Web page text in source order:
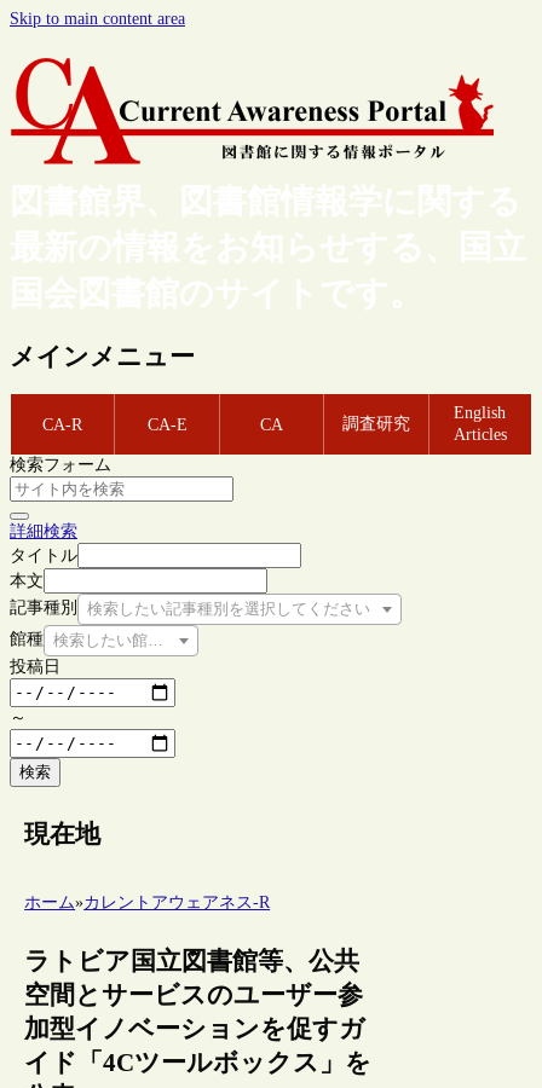
Skip to main content area
図書館界、図書館情報学に関する
最新の情報をお知らせする、国立
国会図書館のサイトです。
メインメニュー
CA-R CA-E CA 調査研究
English
Articles
検索フォーム
詳細検索
タイトル
本文
記事種別
検索したい記事種別を選択してください
館種 検索したい館種を選択してください
投稿日
～
検索
現在地
ホーム»カレントアウェアネス-R
ラトビア国立図書館等、公共
空間とサービスのユーザー参
加型イノベーションを促すガ
イド「4Cツールボックス」を